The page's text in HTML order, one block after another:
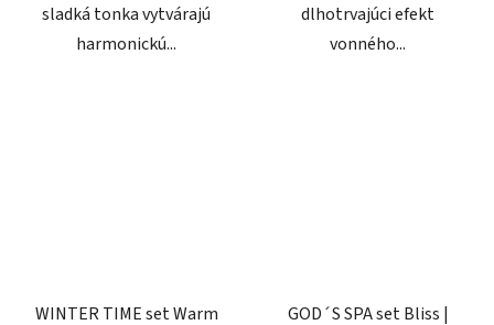
sladká tonka vytvárajú
harmonickú...
dlhotrvajúci efekt
vonného...
WINTER TIME set Warm GOD´S SPA set Bliss |